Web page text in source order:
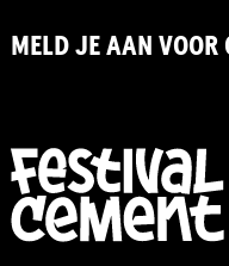
MELD JE AAN VOOR